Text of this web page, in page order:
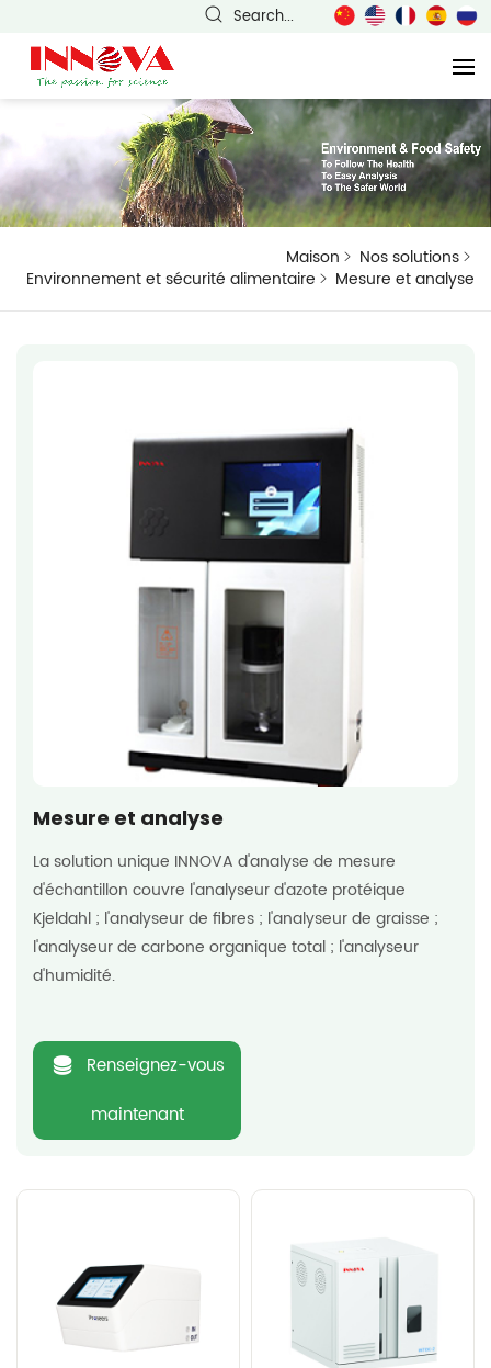
Search...
Maison
Nos solutions
Environnement et sécurité alimentaire
Mesure et analyse
Mesure et analyse
La solution unique INNOVA d'analyse de mesure
d'échantillon couvre l'analyseur d'azote protéique
Kjeldahl ; l'analyseur de fibres ; l'analyseur de graisse ;
l'analyseur de carbone organique total ; l'analyseur
d'humidité.
Renseignez-vous
maintenant